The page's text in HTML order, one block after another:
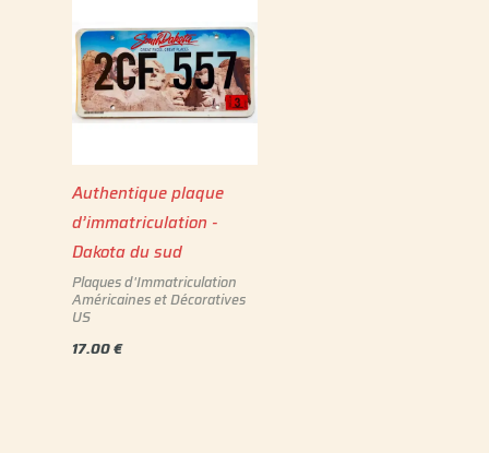
Authentique plaque
d’immatriculation -
Dakota du sud
Plaques d'Immatriculation
Américaines et Décoratives
US
17.00€